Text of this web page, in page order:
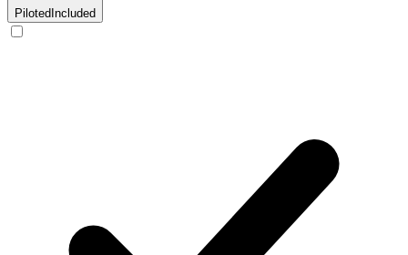
Piloted Included